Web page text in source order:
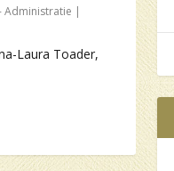
Administratie |
Laura Toader,